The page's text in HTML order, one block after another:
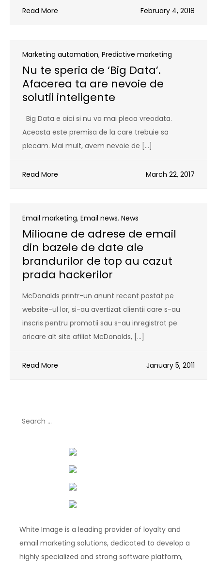
Read More February 4, 2018
Marketing automation, Predictive marketing
Nu te speria de ‘Big Data’.
Afacerea ta are nevoie de
solutii inteligente
Big Data e aici si nu va mai pleca vreodata.
Aceasta este premisa de la care trebuie sa
plecam. Mai mult, avem nevoie de […]
Read More March 22, 2017
Email marketing, Email news, News
Milioane de adrese de email
din bazele de date ale
brandurilor de top au cazut
prada hackerilor
McDonalds printr-un anunt recent postat pe
website-ul lor, si-au avertizat clientii care s-au
inscris pentru promotii sau s-au inregistrat pe
oricare alt site afiliat McDonalds, […]
Read More January 5, 2011
White Image is a leading provider of loyalty and
email marketing solutions, dedicated to develop a
highly specialized and strong software platform,